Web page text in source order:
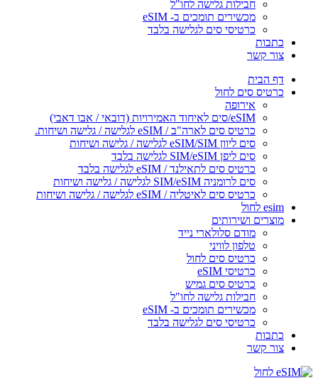
חבילות גלישה לחו"ל
מכשירים תומכים ב- eSIM
כרטיסי סים לגלישה בלבד
כתבות
צור קשר
דף הבית
כרטיס סים לחול
אירופה
eSIM/סים לאיחוד האמירויות (דובאי / אבו דאבי)
כרטיס סים לארה"ב / eSIM לגלישה / גלישה ושיחות.
סים ליוון eSIM/SIM לגלישה / גלישה ושיחות
סים ליפן SIM/eSIM לגלישה בלבד
כרטיס סים לתאילנד / eSIM לגלישה בלבד
סים לרומניה SIM/eSIM לגלישה / גלישה ושיחות
כרטיס סים לאיטליה / eSIM לגלישה / גלישה ושיחות
esim לחול
מוצרים ושירותים
מודם סלולארי נייד
טלפון לוויני
כרטיס סים לחול
כרטיסי eSIM
כרטיס סים גמיש
חבילות גלישה לחו"ל
מכשירים תומכים ב- eSIM
כרטיסי סים לגלישה בלבד
כתבות
צור קשר